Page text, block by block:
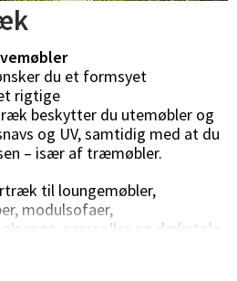
du et formsyet
rigtige
beskytter du utemøbler og
og UV, samtidig med at du
– især af træmøbler.
til loungemøbler,
modulsofaer,
parasoller og dækstole.
fra Brafab med hurtig